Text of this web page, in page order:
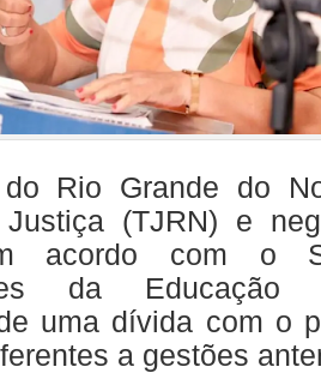
Rio Grande do
(TJRN) e
acordo com o
da Educação
uma dívida com o
a gestões